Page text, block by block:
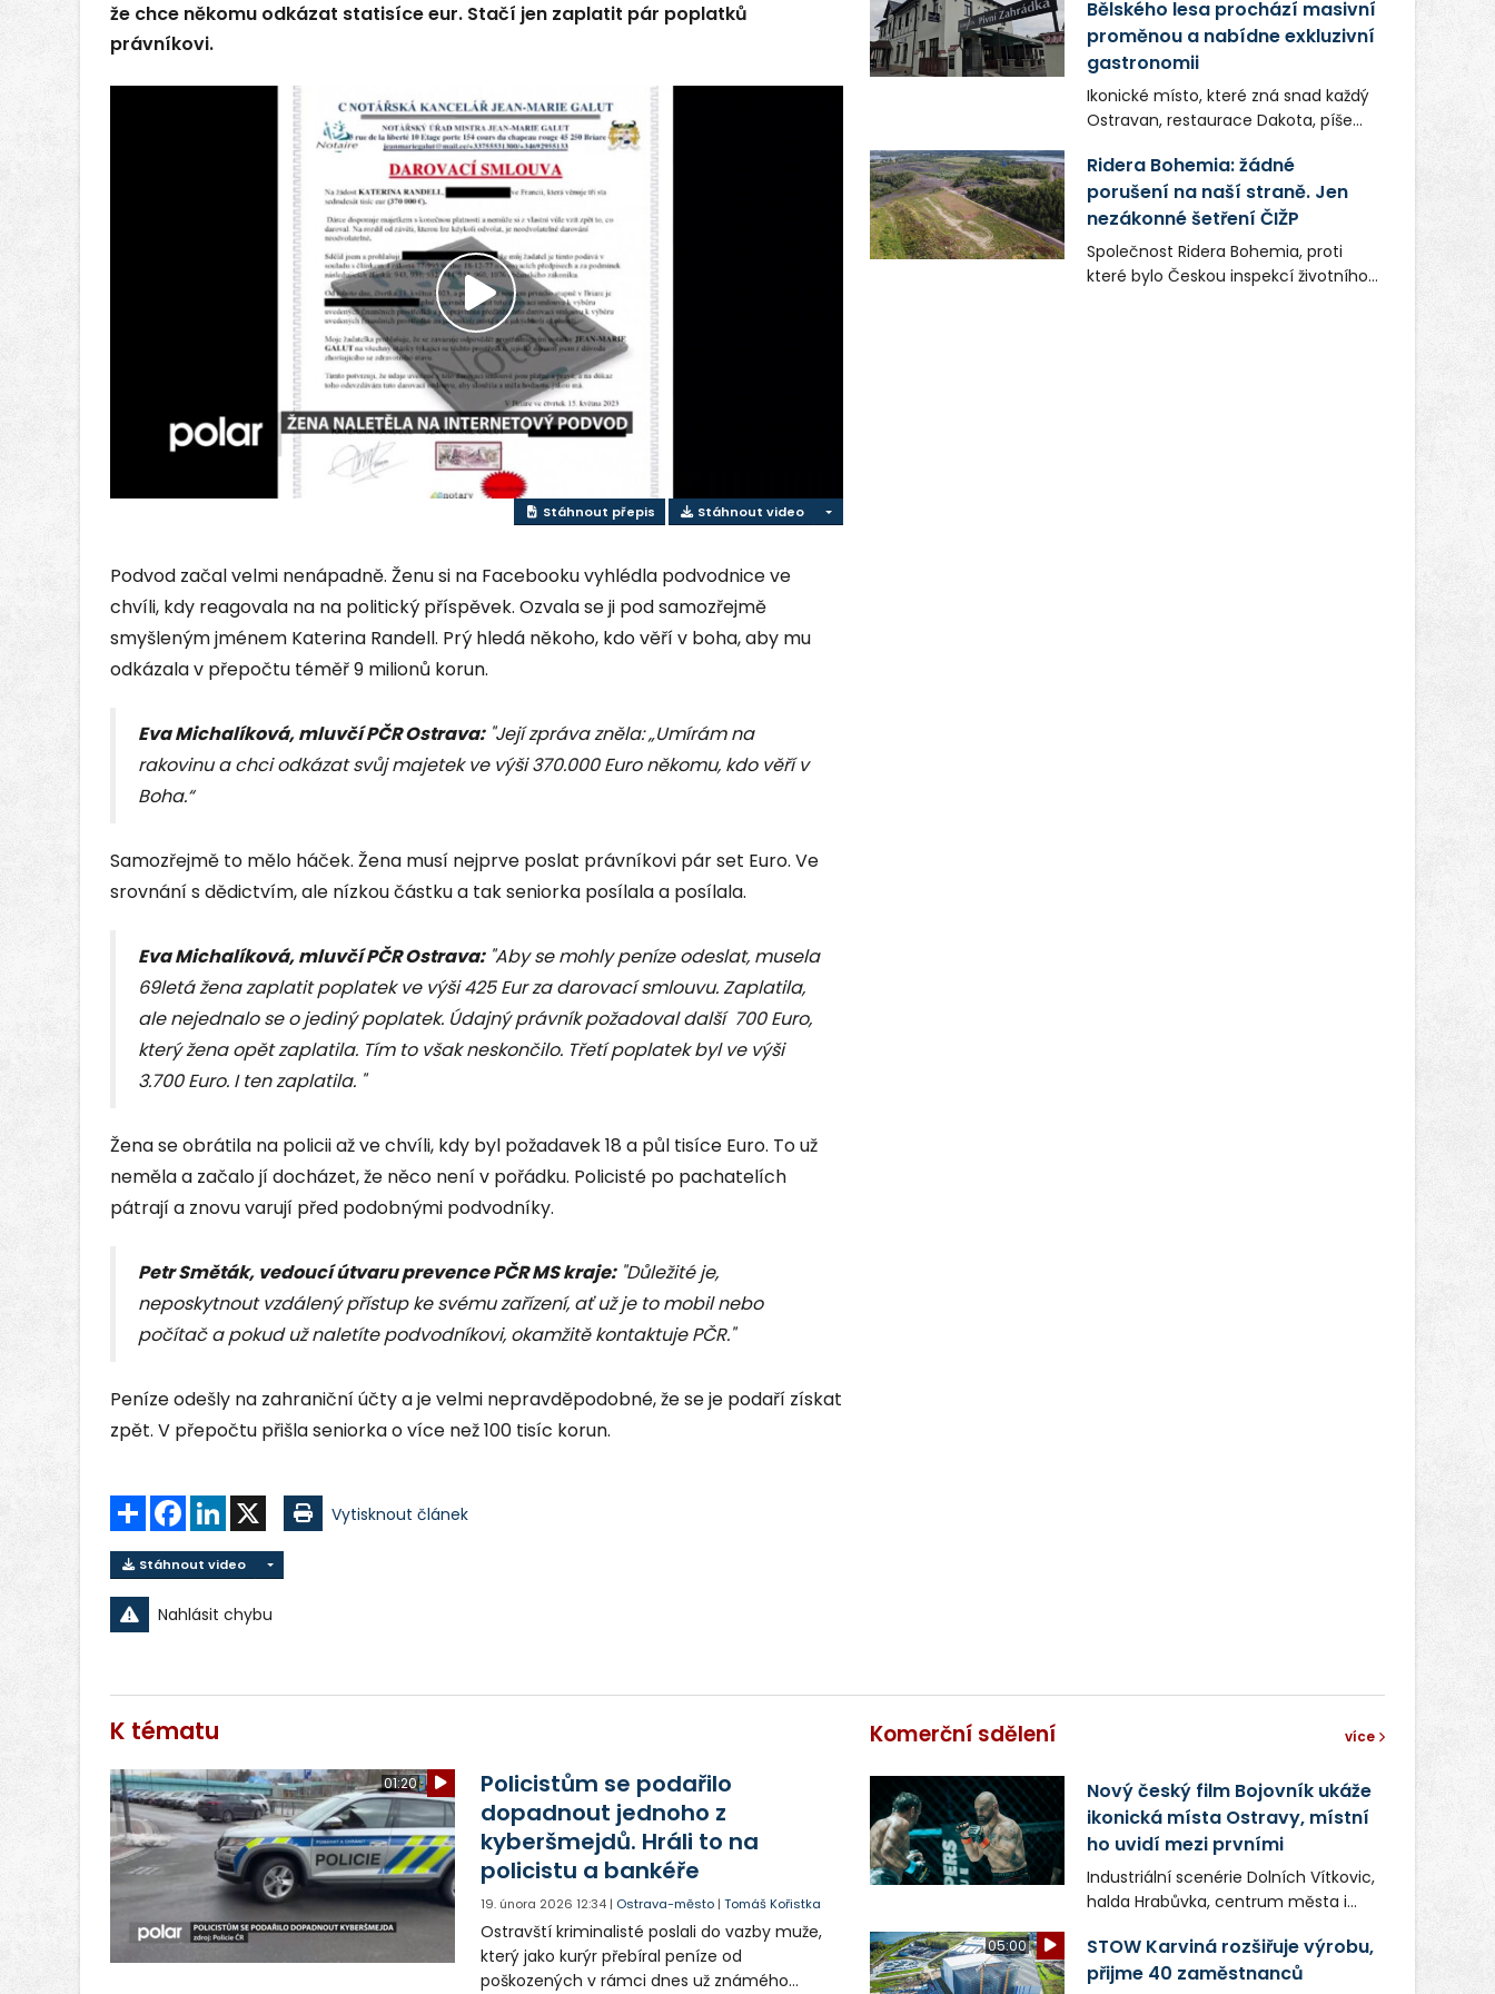
že chce někomu odkázat statisíce eur. Stačí jen zaplatit pár poplatků
právníkovi.
Přehrát
video
Stáhnout přepis Stáhnout video
Podvod začal velmi nenápadně. Ženu si na Facebooku vyhlédla podvodnice ve
chvíli, kdy reagovala na na politický příspěvek. Ozvala se ji pod samozřejmě
smyšleným jménem Katerina Randell. Prý hledá někoho, kdo věří v boha, aby mu
odkázala v přepočtu téměř 9 milionů korun.
Eva Michalíková, mluvčí PČR Ostrava:"Její zpráva zněla: „Umírám na
rakovinu a chci odkázat svůj majetek ve výši 370.000 Euro někomu, kdo věří v
Boha.“
Samozřejmě to mělo háček. Žena musí nejprve poslat právníkovi pár set Euro. Ve
srovnání s dědictvím, ale nízkou částku a tak seniorka posílala a posílala.
Eva Michalíková, mluvčí PČR Ostrava:"Aby se mohly peníze odeslat, musela
69letá žena zaplatit poplatek ve výši 425 Eur za darovací smlouvu. Zaplatila,
ale nejednalo se o jediný poplatek. Údajný právník požadoval další 700 Euro,
který žena opět zaplatila. Tím to však neskončilo. Třetí poplatek byl ve výši
3.700 Euro. I ten zaplatila. "
Žena se obrátila na policii až ve chvíli, kdy byl požadavek 18 a půl tisíce Euro. To už
neměla a začalo jí docházet, že něco není v pořádku. Policisté po pachatelích
pátrají a znovu varují před podobnými podvodníky.
Petr Směták, vedoucí útvaru prevence PČR MS kraje:"Důležité je,
neposkytnout vzdálený přístup ke svému zařízení, ať už je to mobil nebo
počítač a pokud už naletíte podvodníkovi, okamžitě kontaktuje PČR."
Peníze odešly na zahraniční účty a je velmi nepravděpodobné, že se je podaří získat
zpět. V přepočtu přišla seniorka o více než 100 tisíc korun.
Sdílet FacebookLinkedIn Vytisknout článek
Stáhnout video
Nahlásit chybu
Bělského lesa prochází masivní
proměnou a nabídne exkluzivní
gastronomii
Ikonické místo, které zná snad každý
Ostravan, restaurace Dakota, píše
společnost Dang Investment Group
s.r.o. investuje do projektu přes 50
milionů korun. Cílem je přinést
Ostravě dva špičkové gastronomické
koncepty, které v regionu dosud
chyběly, luxusní středomořskou
Ridera Bohemia: žádné
porušení na naší straně. Jen
nezákonné šetření ČIŽP
Společnost Ridera Bohemia, proti
které bylo Českou inspekcí životního
K tématu
01:20
Policistům se podařilo
dopadnout jednoho z
kyberšmejdů. Hráli to na
policistu a bankéře
19. února 2026 12:34 | Ostrava-město |Tomáš Kořistka
Ostravští kriminalisté poslali do vazby muže,
který jako kurýr přebíral peníze od
poškozených v rámci dnes už známého
Komerční sdělení více
Nový český film Bojovník ukáže
ikonická místa Ostravy, místní
ho uvidí mezi prvními
Industriální scenérie Dolních Vítkovic,
halda Hrabůvka, centrum města i
v novém filmu Bojovník, který vstoupí
do kin už 13. srpna. Režiséři Vojtěch
05:00
STOW Karviná rozšiřuje výrobu,
přijme 40 zaměstnanců